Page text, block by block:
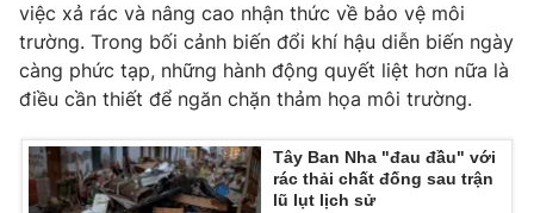
THỜI BÁO VTV
Theo dõi báo trên
việc xả rác và nâng cao nhận thức về bảo vệ môi
trường. Trong bối cảnh biến đổi khí hậu diễn biến ngày
càng phức tạp, những hành động quyết liệt hơn nữa là
điều cần thiết để ngăn chặn thảm họa môi trường.
Tây Ban Nha "đau đầu" với
rác thải chất đống sau trận
lũ lụt lịch sử